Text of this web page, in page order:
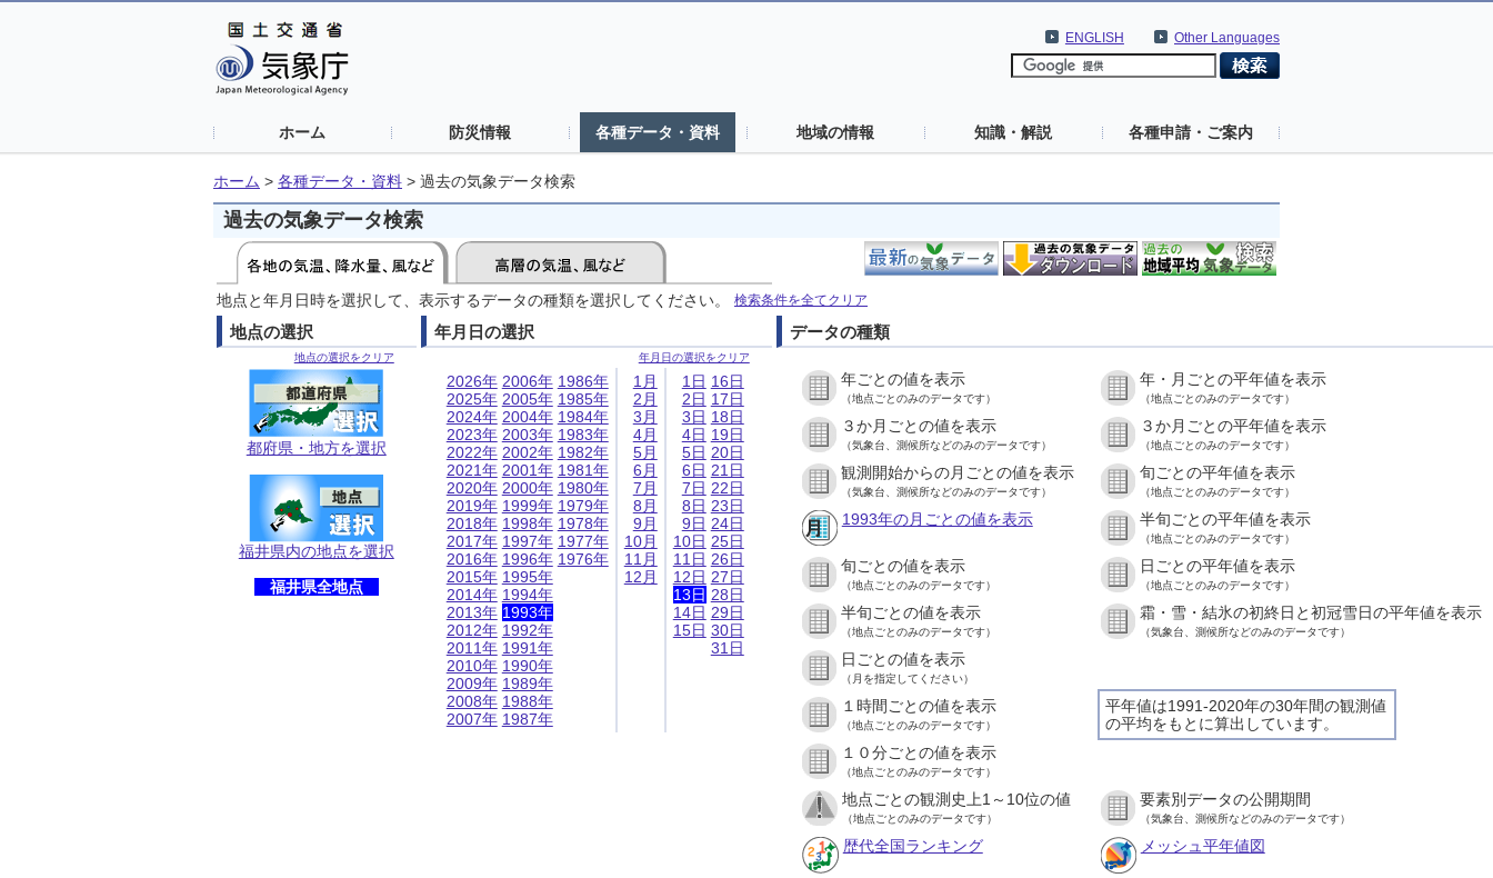
Other Languages
ENGLISH
ホーム 防災情報 各種データ・資料 地域の情報 知識・解説 各種申請・ご案内
ホーム > 各種データ・資料 > 過去の気象データ検索
過去の気象データ検索
地点と年月日時を選択して、表示するデータの種類を選択してください。 検索条件を全てクリア
地点の選択
地点の選択をクリア
都府県・地方を選択
福井県内の地点を選択
福井県全地点
年月日の選択
年月日の選択をクリア
2026年
2025年
2024年
2023年
2022年
2021年
2020年
2019年
2018年
2017年
2016年
2015年
2014年
2013年
2012年
2011年
2010年
2009年
2008年
2007年
2006年
2005年
2004年
2003年
2002年
2001年
2000年
1999年
1998年
1997年
1996年
1995年
1994年
1993年
1992年
1991年
1990年
1989年
1988年
1987年
1986年
1985年
1984年
1983年
1982年
1981年
1980年
1979年
1978年
1977年
1976年
1月
2月
3月
4月
5月
6月
7月
8月
9月
10月
11月
12月
1日
2日
3日
4日
5日
6日
7日
8日
9日
10日
11日
12日
13日
14日
15日
16日
17日
18日
19日
20日
21日
22日
23日
24日
25日
26日
27日
28日
29日
30日
31日
データの種類
年ごとの値を表示
（地点ごとのみのデータです）
年・月ごとの平年値を表示
（地点ごとのみのデータです）
３か月ごとの値を表示
（気象台、測候所などのみのデータです）
３か月ごとの平年値を表示
（地点ごとのみのデータです）
観測開始からの月ごとの値を表示
（気象台、測候所などのみのデータです）
旬ごとの平年値を表示
（地点ごとのみのデータです）
1993年の月ごとの値を表示 半旬ごとの平年値を表示
（地点ごとのみのデータです）
旬ごとの値を表示
（地点ごとのみのデータです）
日ごとの平年値を表示
（地点ごとのみのデータです）
半旬ごとの値を表示
（地点ごとのみのデータです）
霜・雪・結氷の初終日と初冠雪日の平年値を表示
（気象台、測候所などのみのデータです）
日ごとの値を表示
（月を指定してください）
平年値は1991-2020年の30年間の観測値
の平均をもとに算出しています。
１時間ごとの値を表示
（地点ごとのみのデータです）
１０分ごとの値を表示
（地点ごとのみのデータです）
地点ごとの観測史上1～10位の値
（地点ごとのみのデータです）
要素別データの公開期間
（気象台、測候所などのみのデータです）
歴代全国ランキング メッシュ平年値図